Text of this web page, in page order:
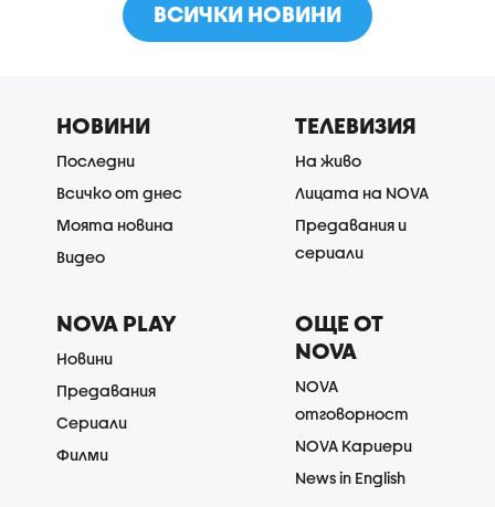
ВСИЧКИ НОВИНИ
НОВИНИ
Последни
Всичко от днес
Моята новина
Видео
ТЕЛЕВИЗИЯ
На живо
Лицата на NOVA
Предавания и
сериали
NOVA PLAY
Новини
Предавания
Сериали
Филми
ОЩЕ ОТ
NOVA
NOVA
отговорност
NOVA Кариери
News in English